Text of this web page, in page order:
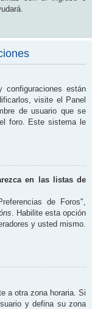
están
visite el Panel
de usuario que se
foro. Este sistema le
en las listas de
de Foros",
. Habilite esta opción
y usted mismo.
a otra zona horaria. Si
y defina su zona